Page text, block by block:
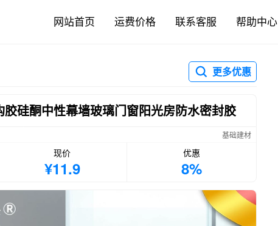
网站首页 运费价格 联系客服 帮助中心
更多优惠
硅酮中性幕墙玻璃门窗阳光房防水密封胶
基础建材
现价
¥11.9
优惠
8%